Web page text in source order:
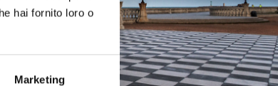
hai fornito loro o
Marketing